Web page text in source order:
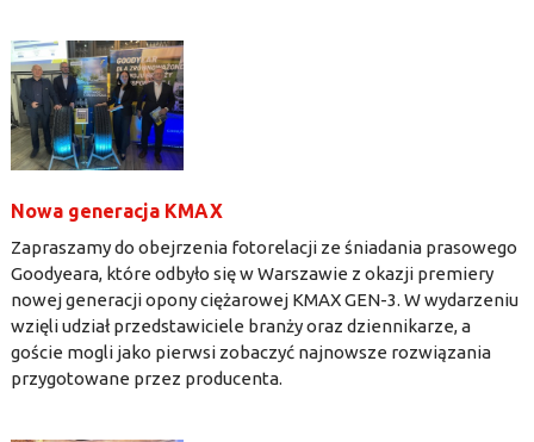
Nowa generacja KMAX
Zapraszamy do obejrzenia fotorelacji ze śniadania prasowego
Goodyeara, które odbyło się w Warszawie z okazji premiery
nowej generacji opony ciężarowej KMAX GEN-3. W wydarzeniu
wzięli udział przedstawiciele branży oraz dziennikarze, a
goście mogli jako pierwsi zobaczyć najnowsze rozwiązania
przygotowane przez producenta.